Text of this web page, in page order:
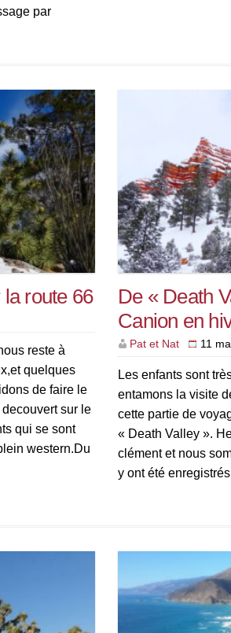
par
route 66
reste à
quelques
de faire le
sur le
qui se sont
western.Du
De « Death
Canion en
Pat et Nat 11
Les enfants sont
entamons la visite
cette partie de
« Death Valley ».
clément et nous
y ont été